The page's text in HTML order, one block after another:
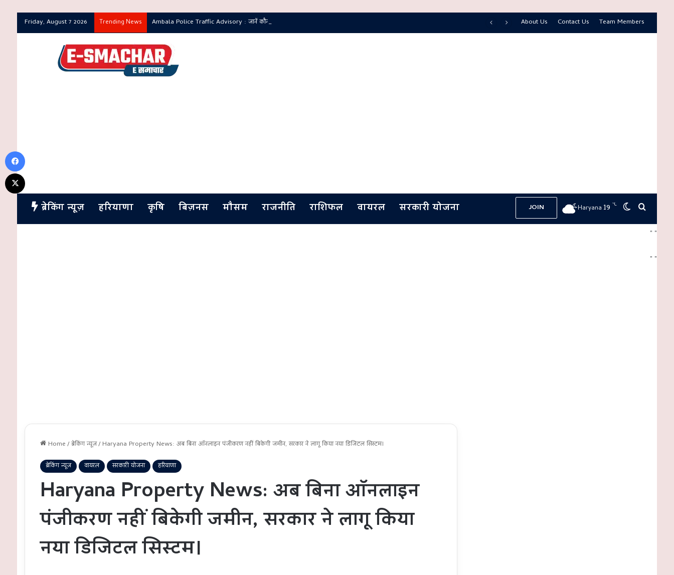
Friday, August 7 2026 Trending News Ambala Police Traffic Advisory : जानें कौन से रूट रहेंगे बंद और कहाँ से जाएं About Us Contact Us Team Members
ब्रेकिंग न्यूज़ हरियाणा कृषि बिज़नस मौसम राजनीति राशिफल वायरल सरकारी योजना JOIN Haryana 19℃ Switch skin
Search
" "
" "
Home/ब्रेकिंग न्यूज़/ Haryana Property News: अब बिना ऑनलाइन पंजीकरण नहीं बिकेगी जमीन, सरकार ने लागू किया नया डिजिटल सिस्टम।
ब्रेकिंग न्यूज़ वायरल सरकारी योजना हरियाणा
Haryana Property News: अब बिना ऑनलाइन
पंजीकरण नहीं बिकेगी जमीन, सरकार ने लागू किया
नया डिजिटल सिस्टम।